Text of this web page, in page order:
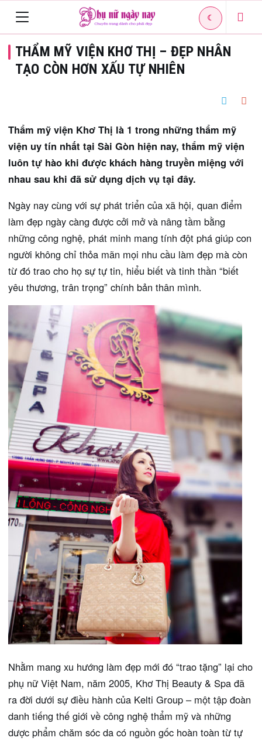
navigation
☾
THẨM MỸ VIỆN KHƠ THỊ – ĐẸP NHÂN
TẠO CÒN HƠN XẤU TỰ NHIÊN
Thẩm mỹ viện Khơ Thị là 1 trong những thẩm mỹ
viện uy tín nhất tại Sài Gòn hiện nay, thẩm mỹ viện
luôn tự hào khi được khách hàng truyền miệng với
nhau sau khi đã sử dụng dịch vụ tại đây.
Ngày nay cùng với sự phát triển của xã hội, quan điểm
làm đẹp ngày càng được cởi mở và nâng tầm bằng
những công nghệ, phát minh mang tính đột phá giúp con
người không chỉ thỏa mãn mọi nhu cầu làm đẹp mà còn
từ đó trao cho họ sự tự tin, hiểu biết và tinh thần “biết
yêu thương, trân trọng” chính bản thân mình.
Nhằm mang xu hướng làm đẹp mới đó “trao tặng” lại cho
phụ nữ Việt Nam, năm 2005, Khơ Thị Beauty & Spa đã
ra đời dưới sự điều hành của Kelti Group – một tập đoàn
danh tiếng thế giới về công nghệ thẩm mỹ và những
dược phẩm chăm sóc da có nguồn gốc hoàn toàn từ tự